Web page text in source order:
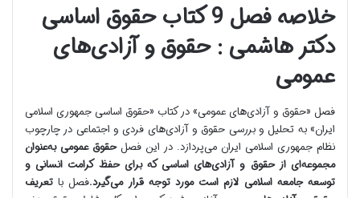
خلاصه فصل 9 کتاب حقوق اساسی
دکتر هاشمی : حقوق و آزادی‌های
عمومی
فصل «حقوق و آزادی‌های عمومی» در کتاب «حقوق اساسی جمهوری اسلامی
ایران» به تحلیل و بررسی حقوق و آزادی‌های فردی و اجتماعی در چارچوب
نظام جمهوری اسلامی ایران می‌پردازد. در این فصلحقوق عمومی به‌عنوان
مجموعه‌ای از حقوق و آزادی‌های اساسی که برای حفظ کرامت انسانی و
توسعه جامعه اسلامی لازم است مورد توجه قرار می‌گیرد.فصل با تعریف